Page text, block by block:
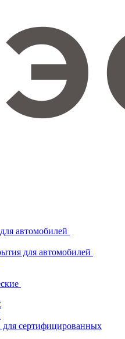
автомобилей
для автомобилей
сертифицированных